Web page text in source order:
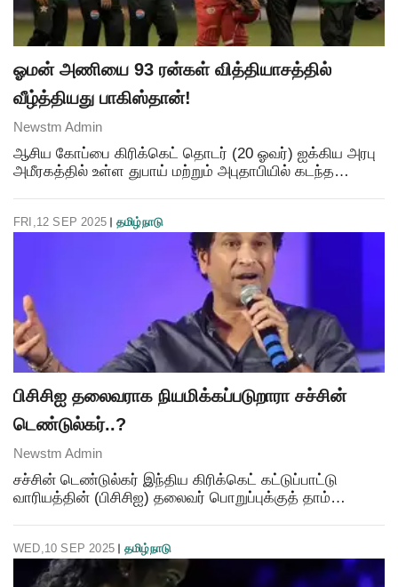
ஓமன் அணியை 93 ரன்கள் வித்தியாசத்தில்
வீழ்த்தியது பாகிஸ்தான்!
Newstm Admin
ஆசிய கோப்பை கிரிக்கெட் தொடர் (20 ஓவர்) ஐக்கிய அரபு
அமீரகத்தில் உள்ள துபாய் மற்றும் அபுதாபியில் கடந்த
FRI,12 SEP 2025 தமிழ்நாடு
பிசிசிஐ தலைவராக நியமிக்கப்படுறாரா சச்சின்
டெண்டுல்கர்..?
Newstm Admin
சச்சின் டெண்டுல்கர் இந்திய கிரிக்கெட் கட்டுப்பாட்டு
வாரியத்தின் (பிசிசிஐ) தலைவர் பொறுப்புக்குத் தாம்
WED,10 SEP 2025 தமிழ்நாடு